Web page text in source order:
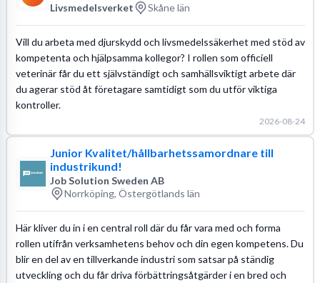
Livsmedelsverket Skåne län
Vill du arbeta med djurskydd och livsmedelssäkerhet med stöd av
kompetenta och hjälpsamma kollegor? I rollen som officiell
veterinär får du ett självständigt och samhällsviktigt arbete där
du agerar stöd åt företagare samtidigt som du utför viktiga
kontroller.
2026-08-24
Junior Kvalitet/hållbarhetssamordnare till
industrikund!
Job Solution Sweden AB
Norrköping, Östergötlands län
Här kliver du in i en central roll där du får vara med och forma
rollen utifrån verksamhetens behov och din egen kompetens. Du
blir en del av en tillverkande industri som satsar på ständig
utveckling och du får driva förbättringsåtgärder i en bred och